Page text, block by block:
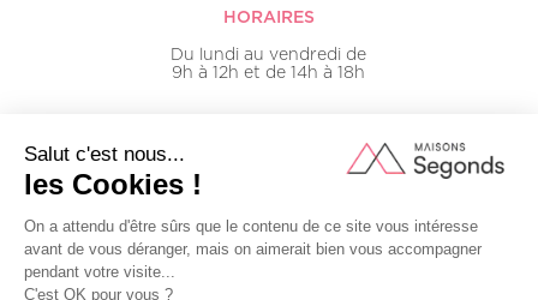
HORAIRES
Du lundi au vendredi de
9h à 12h et de 14h à 18h
Mentions légales
Plan du site